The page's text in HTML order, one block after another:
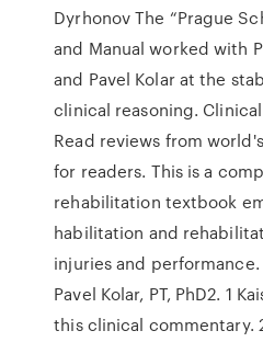
Dyrhonov The “Prague
and Manual worked with
and Pavel Kolar at the
clinical reasoning.
Read reviews from
for readers. This is a
rehabilitation textbook
habilitation and
injuries and performance.
Pavel Kolar, PT, PhD2. 1
this clinical commentary.